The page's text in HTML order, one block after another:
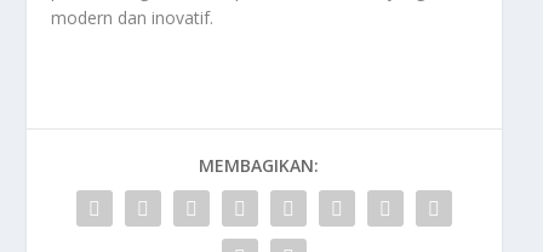
modern dan inovatif.
MEMBAGIKAN: